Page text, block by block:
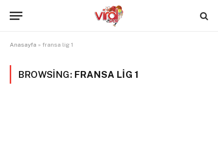
Anasayfa » fransa lig 1
BROWSING: FRANSA LIG 1